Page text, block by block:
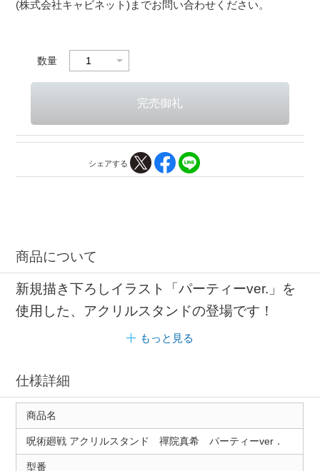
(株式会社キャビネット)までお問い合わせください。
数量
シェアする
商品について
新規描き下ろしイラスト「パーティーver.」を
使用した、アクリルスタンドの登場です！
もっと見る
仕様詳細
商品名
呪術廻戦 アクリルスタンド 禪院真希 パーティーver．
型番